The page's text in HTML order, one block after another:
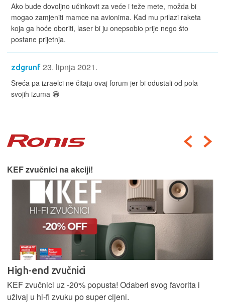
Ako bude dovoljno učinkovit za veće i teže mete, možda bi
mogao zamjeniti mamce na avionima. Kad mu prilazi raketa
koja ga hoće oboriti, laser bi ju onepsobio prije nego što
postane prijetnja.
zdgrunf 23. lipnja 2021.
Sreća pa izraelci ne čitaju ovaj forum jer bi odustali od pola
svojih izuma 😁
KEF zvučnici na akciji!
High-end zvučnici
KEF zvučnici uz -20% popusta! Odaberi svog favorita i
uživaj u hi-fi zvuku po super cijeni.